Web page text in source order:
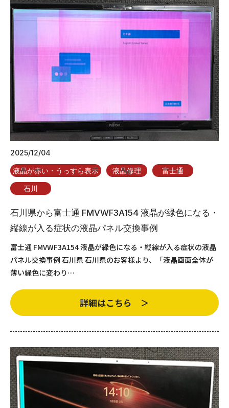
2025/12/04
液晶が赤い・うっすら表示 液晶修理 富士通
石川
石川県から富士通 FMVWF3A154 液晶が緑色になる・
縦線が入る症状の液晶パネル交換事例
富士通 FMVWF3A154 液晶が緑色になる・縦線が入る症状の液晶
パネル交換事例 石川県 石川県のお客様より、「液晶画面全体が
薄い緑色に変わり…
詳細はこちら ＞